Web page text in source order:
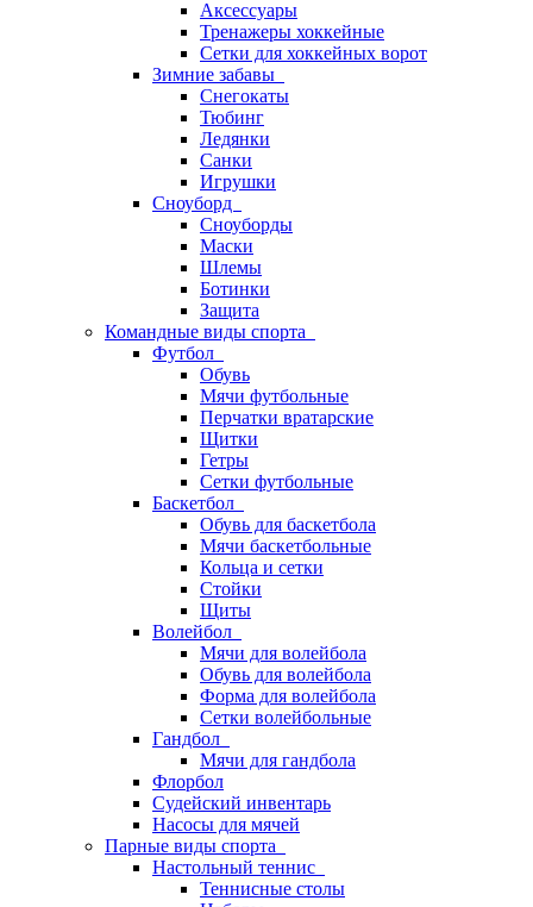
Аксессуары
Тренажеры хоккейные
Сетки для хоккейных ворот
Зимние забавы
Снегокаты
Тюбинг
Ледянки
Санки
Игрушки
Сноуборд
Сноуборды
Маски
Шлемы
Ботинки
Защита
Командные виды спорта
Футбол
Обувь
Мячи футбольные
Перчатки вратарские
Щитки
Гетры
Сетки футбольные
Баскетбол
Обувь для баскетбола
Мячи баскетбольные
Кольца и сетки
Стойки
Щиты
Волейбол
Мячи для волейбола
Обувь для волейбола
Форма для волейбола
Сетки волейбольные
Гандбол
Мячи для гандбола
Флорбол
Судейский инвентарь
Насосы для мячей
Парные виды спорта
Настольный теннис
Теннисные столы